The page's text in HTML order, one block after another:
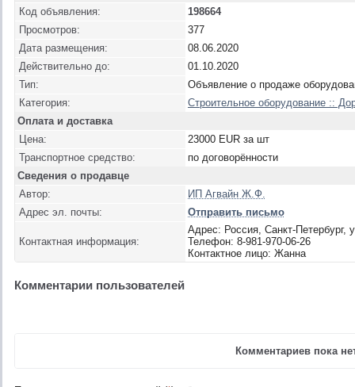
Код объявления:
198664
Просмотров:
377
Дата размещения:
08.06.2020
Действительно до:
01.10.2020
Тип:
Объявление о продаже
Категория:
Строительное оборудование ::
Оплата и доставка
Цена:
23000 EUR за шт
Транспортное средство:
по договорённости
Сведения о продавце
Автор:
ИП Агвайн Ж.Ф.
Адрес эл. почты:
Отправить письмо
Контактная информация:
Адрес: Россия, Санкт-Петербург,
Телефон: 8-981-970-06-26
Контактное лицо: Жанна
Комментарии пользователей
Комментариев пока